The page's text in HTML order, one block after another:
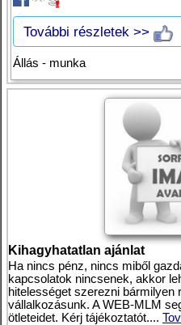
További részletek >>
Állás - munka
Kihagyhatatlan ajánlat
Ha nincs pénz, nincs miből
kapcsolatok nincsenek, akkor
hitelességet szerezni bármilyen
vállalkozásunk. A WEB-MLM
ötleteidet. Kérj tájékoztatót....